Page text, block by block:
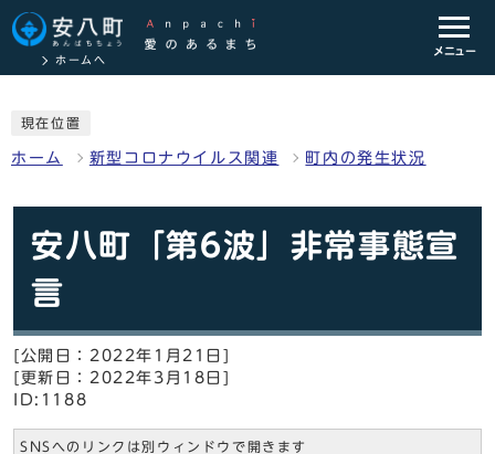
ホームへ
メニュー
現在位置
ホーム 新型コロナウイルス関連 町内の発生状況
安八町「第6波」非常事態宣
言
[公開日：2022年1月21日]
[更新日：2022年3月18日]
ID:1188
SNSへのリンクは別ウィンドウで開きます